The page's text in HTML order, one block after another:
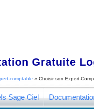
Gratuite
comptable » Choisir son Expert-
Sage Ciel